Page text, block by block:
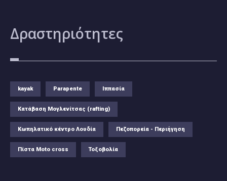
Δραστηριότητες
kayak Parapente Ιππασία
Κατάβαση Μογλενίτσας (rafting)
Κωπηλατικό κέντρο Λουδία Πεζοπορεία - Περιήγηση
Πίστα Moto cross Τοξοβολία